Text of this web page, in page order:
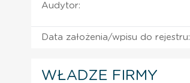
Audytor:
Data założenia/wpisu do rejestru:
WŁADZE FIRMY